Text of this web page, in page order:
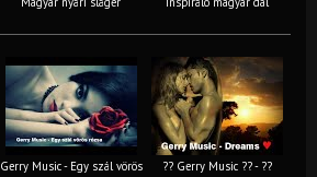
Gerry Music - Egy szál vörös
?? Gerry Music ?? - ??